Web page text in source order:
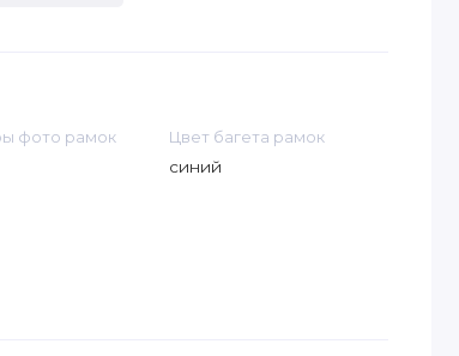
фото рамок Цвет багета рамок
синий